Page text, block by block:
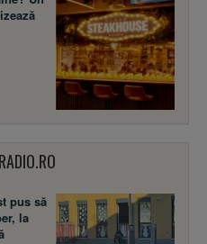
pus să
la